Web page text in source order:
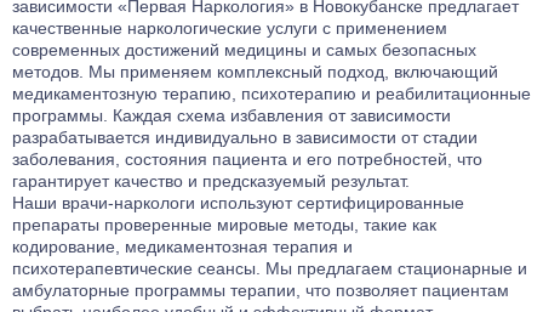
зависимости «Первая Наркология» в Новокубанске предлагает
качественные наркологические услуги с применением
современных достижений медицины и самых безопасных
методов. Мы применяем комплексный подход, включающий
медикаментозную терапию, психотерапию и реабилитационные
программы. Каждая схема избавления от зависимости
разрабатывается индивидуально в зависимости от стадии
заболевания, состояния пациента и его потребностей, что
гарантирует качество и предсказуемый результат.
Наши врачи-наркологи используют сертифицированные
препараты проверенные мировые методы, такие как
кодирование, медикаментозная терапия и
психотерапевтические сеансы. Мы предлагаем стационарные и
амбулаторные программы терапии, что позволяет пациентам